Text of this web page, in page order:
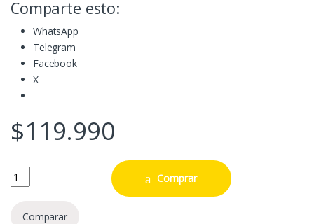
Comparte esto:
WhatsApp
Telegram
Facebook
X
$119.990
Bilbo Bolsón de Hobbit a escala 1/4 quantity
Comprar
Comparar